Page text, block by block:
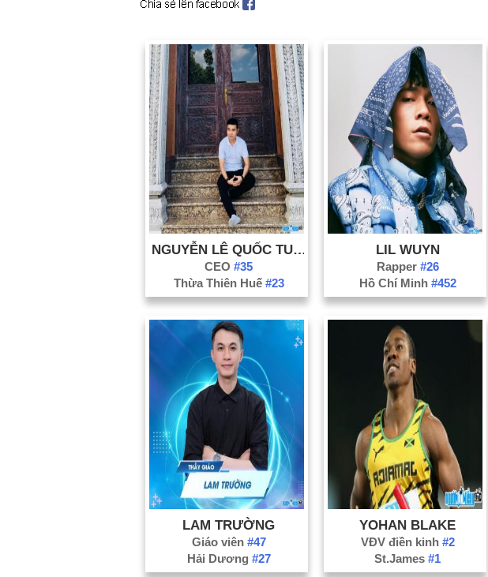
NGUYỄN LÊ QUỐC TUẤN
CEO#35
Thừa Thiên Huế #23
LIL WUYN
Rapper #26
Hồ Chí Minh #452
LAM TRƯỜNG
Giáo viên #47
Hải Dương #27
YOHAN BLAKE
VĐV điền kinh #2
St.James#1